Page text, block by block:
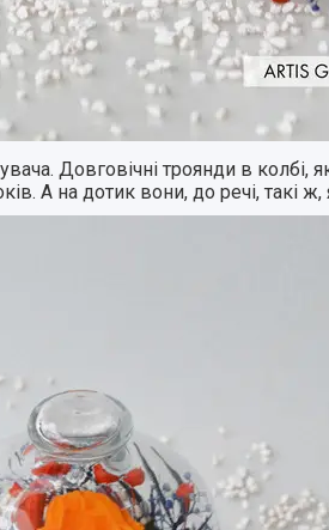
Довговічні троянди в колбі,
А на дотик вони, до речі, такі ж,